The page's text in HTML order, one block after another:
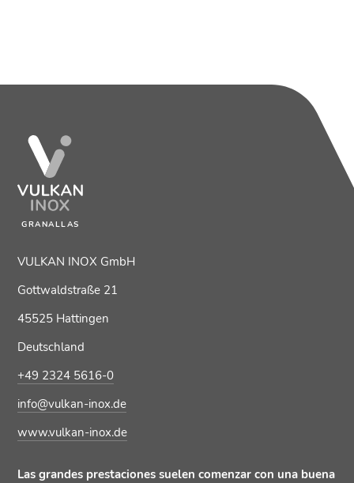
GRANALLAS
VULKAN INOX GmbH
Gottwaldstraße 21
45525 Hattingen
Deutschland
+49 2324 5616-0
info@vulkan-inox.de
www.vulkan-inox.de
Las grandes prestaciones suelen comenzar con una buena